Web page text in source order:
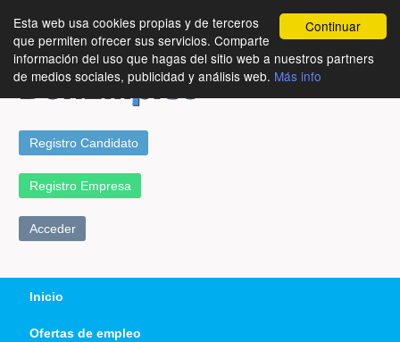
Continuar
Esta web usa cookies propias y de terceros
que permiten ofrecer sus servicios. Comparte
información del uso que hagas del sitio web a nuestros partners
de medios sociales, publicidad y análisis web. Más info
Registro Candidato
Registro Empresa
Acceder
Inicio
Ofertas de empleo